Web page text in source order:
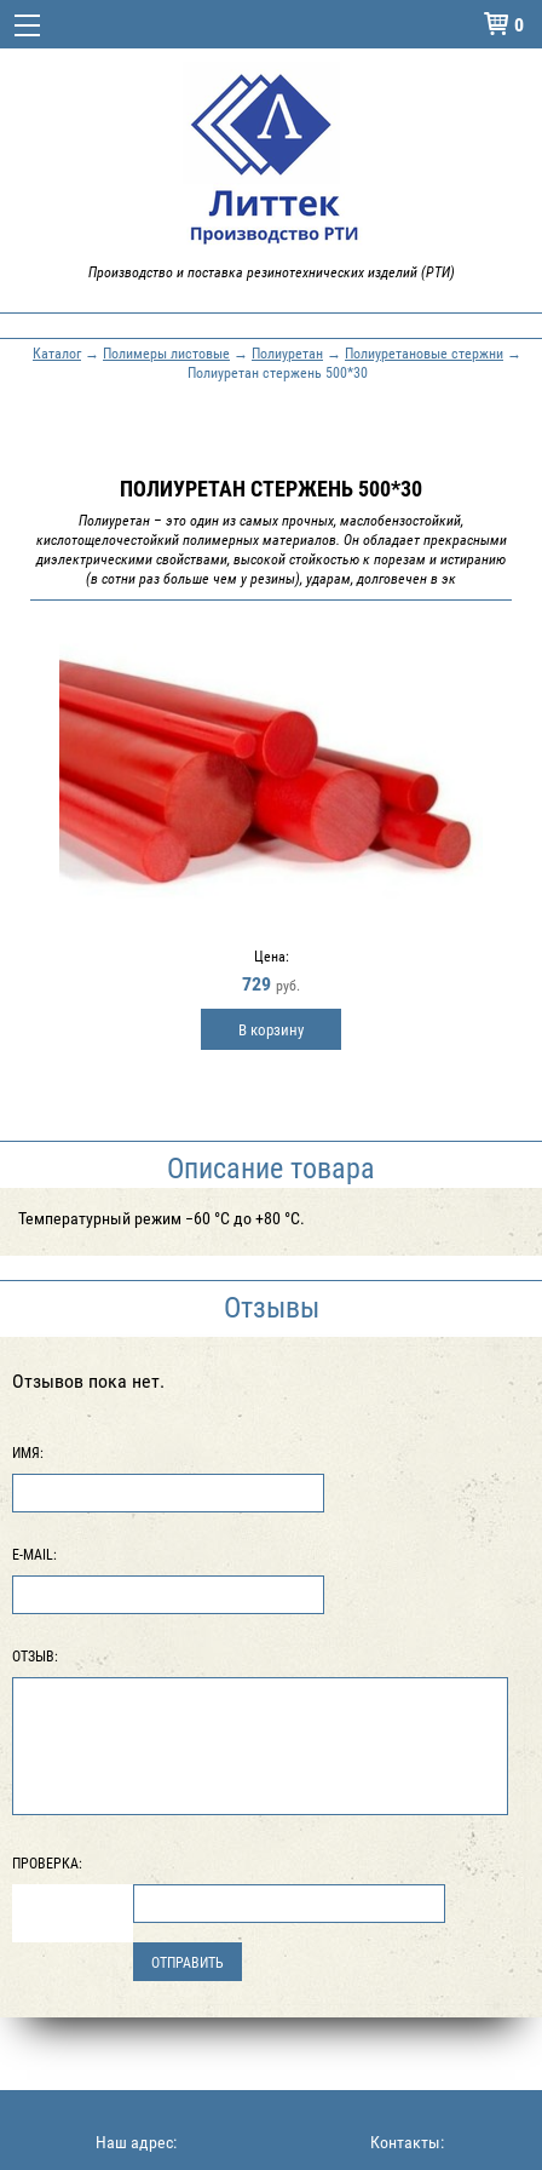
 0
Производство и поставка резинотехнических изделий (РТИ)
Каталог→ Полимеры листовые → Полиуретан → Полиуретановые стержни →
Полиуретан стержень 500*30
ПОЛИУРЕТАН СТЕРЖЕНЬ 500*30
Полиуретан – это один из самых прочных, маслобензостойкий,
кислотощелочестойкий полимерных материалов. Он обладает прекрасными
диэлектрическими свойствами, высокой стойкостью к порезам и истиранию
(в сотни раз больше чем у резины), ударам, долговечен в эк
Цена:
729 руб.
В корзину
Описание товара
Температурный режим −60 °С до +80 °С.
Отзывы
Отзывов пока нет.
ИМЯ:
E-MAIL:
ОТЗЫВ:
ПРОВЕРКА:
Наш адрес:
Контакты: